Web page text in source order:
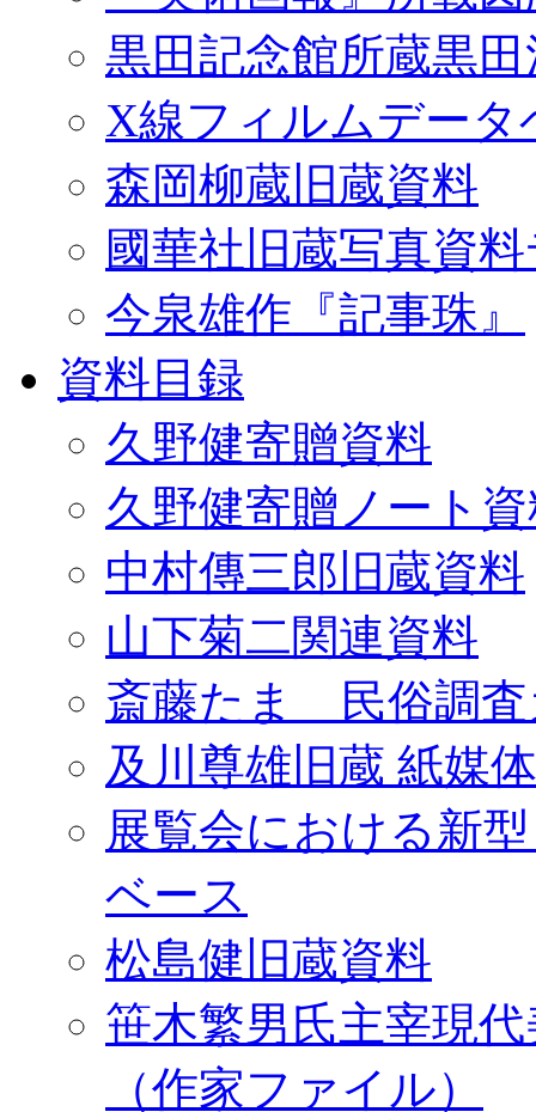
黒田記念館所蔵黒
X線フィルムデータ
森岡柳蔵旧蔵資料
國華社旧蔵写真資
今泉雄作『記事珠』
資料目録
久野健寄贈資料
久野健寄贈ノート
中村傳三郎旧蔵資料
山下菊二関連資料
斎藤たま 民俗調査
及川尊雄旧蔵 紙媒
展覧会における新
ベース
松島健旧蔵資料
笹木繁男氏主宰現
（作家ファイル）